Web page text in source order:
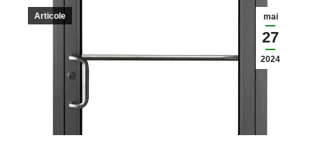
mai
27
2024
Articole